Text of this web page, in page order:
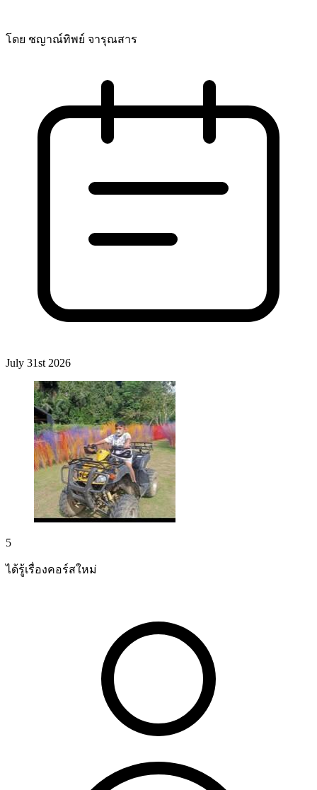
โดย ชญาณ์ทิพย์ จารุณสาร
July 31st 2026
5
ได้รู้เรื่องคอร์สใหม่